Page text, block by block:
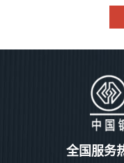
全国服务